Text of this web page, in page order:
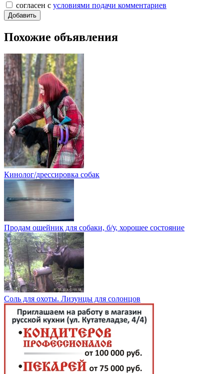
согласен с условиями подачи комментариев
Похожие объявления
Кинолог/дрессировка собак
Продам ошейник для собаки, б/у, хорошее состояние
Соль для охоты. Лизунцы для солонцов